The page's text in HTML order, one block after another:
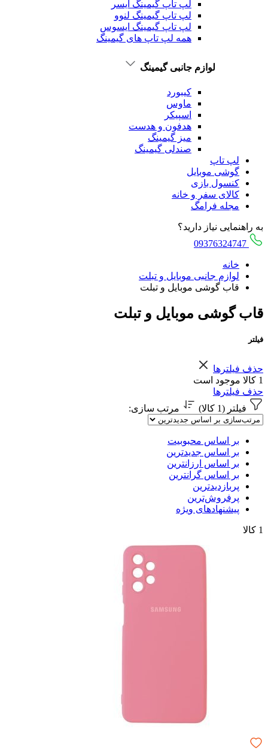
لپ تاپ گیمینگ ایسر
لپ تاپ گیمینگ لنوو
لپ تاپ گیمینگ ایسوس
همه لپ تاپ های گیمینگ
لوازم جانبی گیمینگ
کیبورد
ماوس
اسپیکر
هدفون و هدست
میز گیمینگ
صندلی گیمینگ
لپ تاپ
گوشی موبایل
کنسول بازی
کالای سفر و خانه
مجله فرامگ
به راهنمایی نیاز دارید؟
خانه
لوازم جانبی موبایل و تبلت
قاب گوشی موبایل و تبلت
قاب گوشی موبایل و تبلت
فیلتر
حذف فیلترها
1 کالا موجود است
حذف فیلترها
فیلتر (1 کالا)
مرتب سازی:
بر اساس محبوبیت
بر اساس جدیدترین
بر اساس ارزانترین
بر اساس گرانترین
پربازدیدترین
پرفروش‌ترین
پیشنهادهای ویژه
1 کالا